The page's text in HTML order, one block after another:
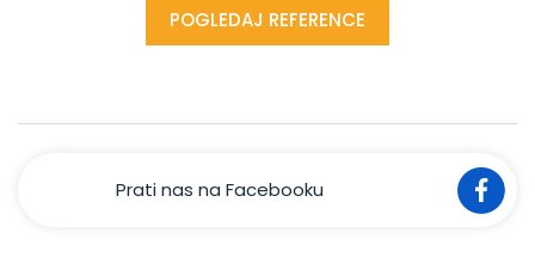
POGLEDAJ REFERENCE
Prati nas na Facebooku